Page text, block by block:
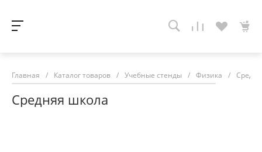
Главная / Каталог товаров / Учебные стенды / Физика /
Средняя школа